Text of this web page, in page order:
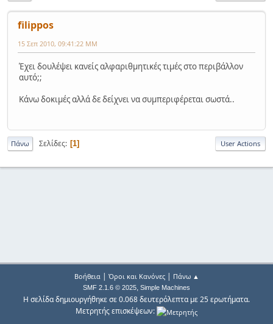
filippos
15 Σεπ 2010, 09:41:22 ΜΜ
Έχει δουλέψει κανείς αλφαριθμητικές τιμές στο περιβάλλον
αυτό;;
Κάνω δοκιμές αλλά δε δείχνει να συμπεριφέρεται σωστά..
Πάνω Σελίδες 1 User Actions
Βοήθεια| Όροι και Κανόνες| Πάνω ▲
SMF 2.1.6 © 2025, Simple Machines
Η σελίδα δημιουργήθηκε σε 0.068 δευτερόλεπτα με 25 ερωτήματα.
Μετρητής επισκέψεων: